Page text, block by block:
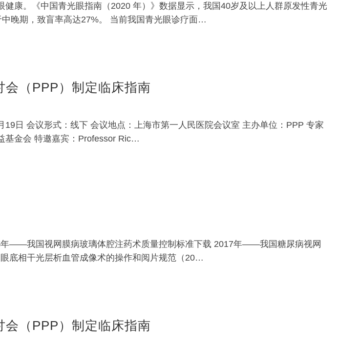
康。《中国青光眼指南（2020 年）》数据显示，我国40岁及以上人群原发性青光
晚期，致盲率高达27%。 当前我国青光眼诊疗面…
（PPP）制定临床指南
日 会议形式：线下 会议地点：上海市第一人民医院会议室 主办单位：PPP 专家
基金会 特邀嘉宾：Professor Ric…
——我国视网膜病玻璃体腔注药术质量控制标准下载 2017年——我国糖尿病视网
底相干光层析血管成像术的操作和阅片规范（20…
（PPP）制定临床指南